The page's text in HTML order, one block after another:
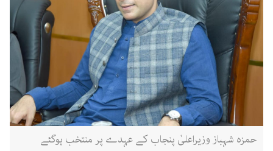
حمزہ شہباز وزیراعلیٰ پنجاب کے عہدے پر منتخب ہوگئے